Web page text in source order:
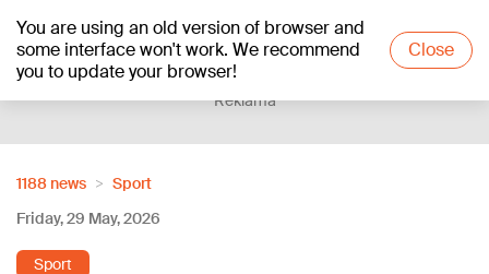
You are using an old version of browser and
some interface won't work. We recommend
you to update your browser!
Close
+23°C
Reklāma
1188 news
Sport
Friday, 29 May, 2026
Sport